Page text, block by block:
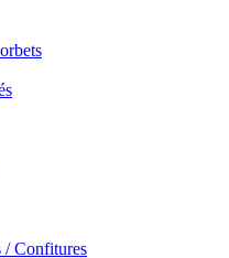
/ Confitures